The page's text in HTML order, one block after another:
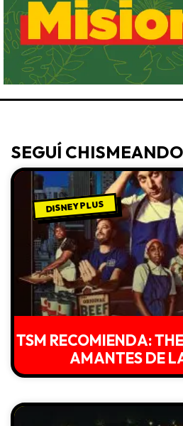
SEGUÍ CHISMEANDO
DISNEY PLUS
TSM RECOMIENDA:
AMANTES DE